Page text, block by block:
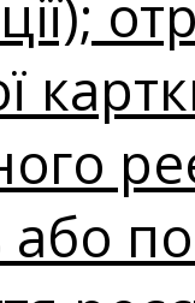
або